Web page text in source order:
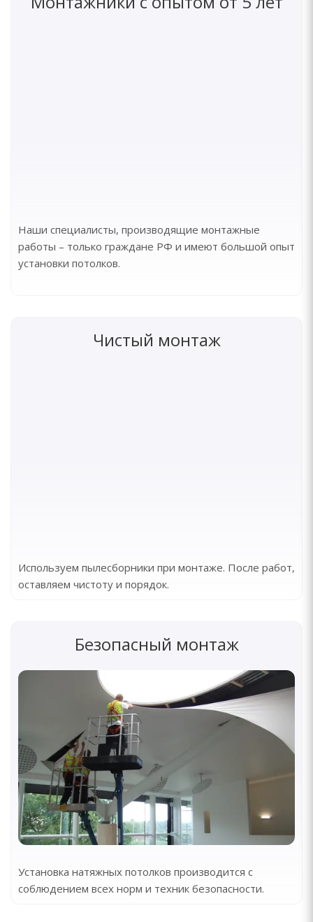
Наши специалисты, производящие монтажные
работы – только граждане РФ и имеют большой опыт
установки потолков.
Чистый монтаж
Используем пылесборники при монтаже. После работ,
оставляем чистоту и порядок.
Безопасный монтаж
Установка натяжных потолков производится с
соблюдением всех норм и техник безопасности.